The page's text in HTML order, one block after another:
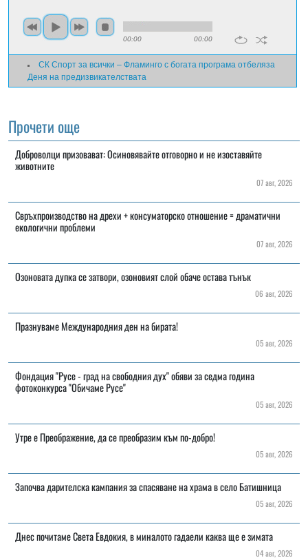
00:00 00:00
СК Спорт за всички – Фламинго с богата програма отбеляза
Деня на предизвикателствата
Прочети още
Доброволци призовават: Осиновявайте отговорно и не изоставяйте
животните
07 авг, 2026
Свръхпроизводство на дрехи + консуматорско отношение = драматични
екологични проблеми
07 авг, 2026
Озоновата дупка се затвори, озоновият слой обаче остава тънък
06 авг, 2026
Празнуваме Международния ден на бирата!
05 авг, 2026
Фондация "Русе - град на свободния дух" обяви за седма година
фотоконкурса "Обичаме Русе"
05 авг, 2026
Утре е Преображение, да се преобразим към по-добро!
05 авг, 2026
Започва дарителска кампания за спасяване на храма в село Батишница
05 авг, 2026
Днес почитаме Света Евдокия, в миналото гадаели каква ще е зимата
04 авг, 2026